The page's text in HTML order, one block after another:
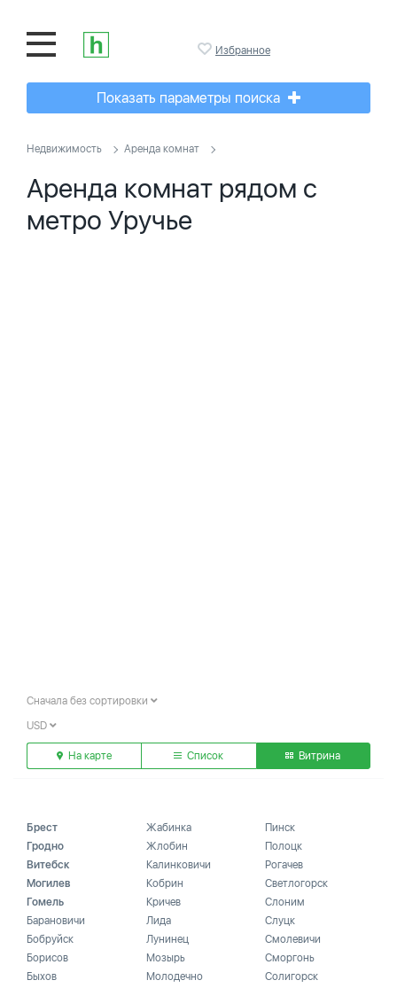
Избранное
Показать параметры поиска
Недвижимость Аренда комнат
Аренда комнат рядом с
метро Уручье
Сначала без сортировки
USD
На карте Список Витрина
Брест
Гродно
Витебск
Могилев
Гомель
Барановичи
Бобруйск
Борисов
Быхов
Жабинка
Жлобин
Калинковичи
Кобрин
Кричев
Лида
Лунинец
Мозырь
Молодечно
Пинск
Полоцк
Рогачев
Светлогорск
Слоним
Слуцк
Смолевичи
Сморгонь
Солигорск